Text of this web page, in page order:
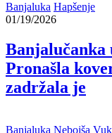
Banjaluka Hapšenje
01/19/2026
Banjalučanka
Pronašla
zadržala je
Banjaluka Nebojša